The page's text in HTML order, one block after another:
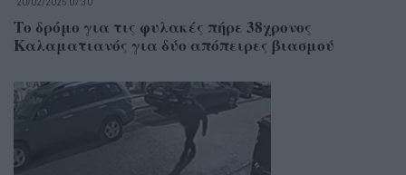
20/02/2025 07:30
Το δρόμο για τις φυλακές πήρε 38χρονος
Καλαματιανός για δύο απόπειρες βιασμού